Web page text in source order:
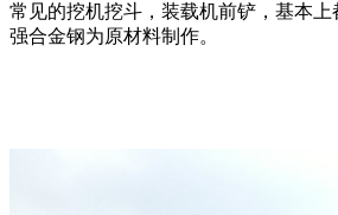
常见的挖机挖斗，装载机前铲，基本
强合金钢为原材料制作。